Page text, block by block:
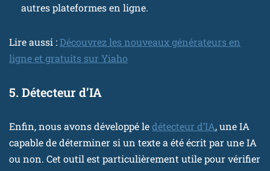
autres plateformes en ligne.
Lire aussi : Découvrez les nouveaux générateurs en
ligne et gratuits sur Yiaho
5. Détecteur d’IA
Enfin, nous avons développé ledétecteur d’IA, une IA
capable de déterminer si un texte a été écrit par une IA
ou non. Cet outil est particulièrement utile pour vérifier